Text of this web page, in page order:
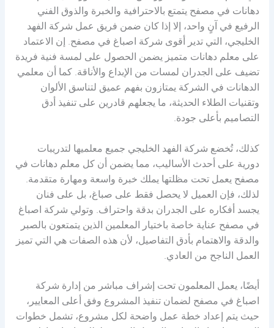
دهانات في مصفح يتمتع بالاحترافية والخبرة والذوق الفني
الرفيع في آنٍ واحد، إلا إذا كان ضمن فريق عمل شركة الفهد
الخليجي، التي تدير أقوى شركة اصباغ في مصفح. إن الاعتماد
على معلم دهانات متميز يضمن الحصول على لمسة فنية فريدة
تضيف على الجدران لمسات من الإبداع والأناقة. كما أن معلمي
الدهانات في الشركة يمتازون بفهم عميق لتناسق الألوان
وتقنيات الطلاء الحديثة، ما يجعلهم قادرين على تنفيذ أدق
التصاميم بأعلى جودة.
كذلك، تُخضع شركة الفهد الخليجي جميع معلميها لتدريبات
دورية على أحدث الأساليب، مما يضمن أن كل معلم دهانات في
مصفح يعمل تحت مظلتها يملك خبرة واسعة ومهارة متقدمة.
لذلك، فإن العميل لا يحصل فقط على صباغ، بل على فنان
يجسد أفكاره على الجدران بدقة واحتراف. وتولي شركة اصباغ
في مصفح عناية خاصة باختيار المعلمين الذين يتمتعون بالصبر
والدقة والاهتمام بأدق التفاصيل، لأن هذه الصفات هي التي تميز
العمل الناجح من العادي.
أيضًا، يعمل المعلمون تحت إشراف مباشر من إدارة شركة
اصباغ في مصفح لضمان تنفيذ المشروع وفق أعلى المعايير،
حيث يتم إعداد خطة عمل واضحة لكل مشروع، تشمل خطوات